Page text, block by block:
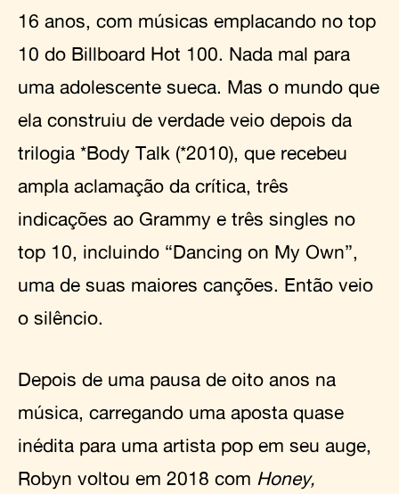
16 anos, com músicas emplacando no top
10 do Billboard Hot 100. Nada mal para
uma adolescente sueca. Mas o mundo que
ela construiu de verdade veio depois da
trilogia *Body Talk (*2010), que recebeu
ampla aclamação da crítica, três
indicações ao Grammy e três singles no
top 10, incluindo “Dancing on My Own”,
uma de suas maiores canções. Então veio
o silêncio.
Depois de uma pausa de oito anos na
música, carregando uma aposta quase
inédita para uma artista pop em seu auge,
Robyn voltou em 2018 com Honey,